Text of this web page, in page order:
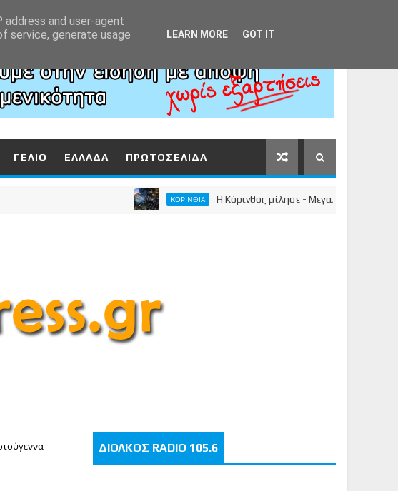
ΓΕΛΙΟ ΕΛΛΑΔΑ ΠΡΩΤΟΣΕΛΙΔΑ
ΚΟΡΙΝΘΙΑ Η Κόρινθος μίλησε - Μεγαλειώδης συγκέντρωση
ΔΙΟΛΚΟΣ RADIO 105.6
and user-agent
service, generate usage
LEARN MORE GOT IT